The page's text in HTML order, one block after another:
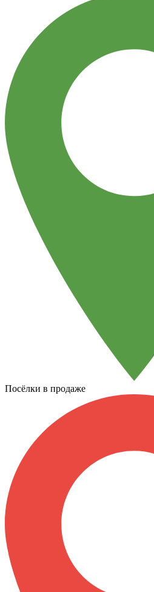
Посёлки в продаже